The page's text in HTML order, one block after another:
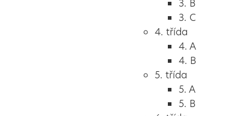
3. B
3. C
4. třída
4. A
4. B
5. třída
5. A
5. B